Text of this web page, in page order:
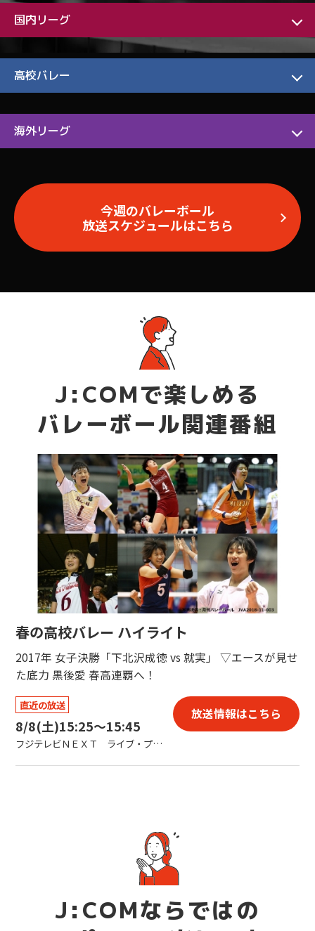
国内リーグ
高校バレー
海外リーグ
今週のバレーボール
放送スケジュールはこちら
J:COMで楽しめる
バレーボール関連番組
春の高校バレー ハイライト
2017年 女子決勝「下北沢成徳 vs 就実」 ▽エースが見せ
た底力 黒後愛 春高連覇へ！
直近の放送
8/8(土)15:25〜15:45
フジテレビＮＥＸＴ ライブ・プレミアム
放送情報はこちら
J:COMならではの